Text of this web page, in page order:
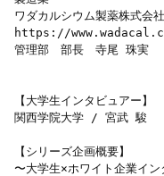
ワダカルシウム製薬株式会社
https://
管理部　部長　寺尾 珠実
【大学生インタビュアー】
関西学院大学 / 宮武 駿
【シリーズ企画概要】
〜大学生×ホワイト企業イン